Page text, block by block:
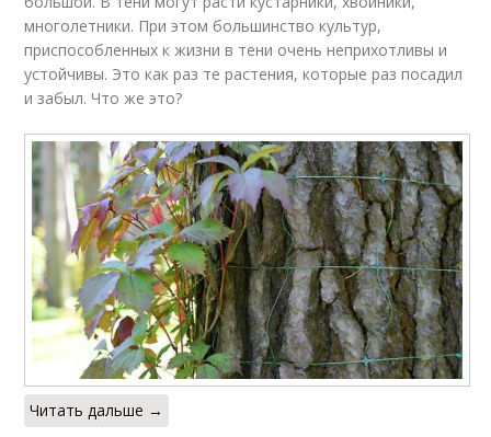
многолетники. При этом большинство культур,
приспособленных к жизни в тени очень неприхотливы и
устойчивы. Это как раз те растения, которые раз посадил
и забыл. Что же это?
Читать дальше →